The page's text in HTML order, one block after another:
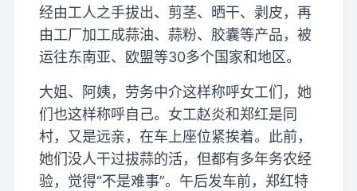
经由工人之手拔出、剪茎、晒干、剥皮，再
由工厂加工成蒜油、蒜粉、胶囊等产品，被
运往东南亚、欧盟等30多个国家和地区。
大姐、阿姨，劳务中介这样称呼女工们，她
们也这样称呼自己。女工赵炎和郑红是同
村，又是远亲，在车上座位紧挨着。此前，
她们没人干过拔蒜的活，但都有多年务农经
验，觉得“不是难事”。午后发车前，郑红特